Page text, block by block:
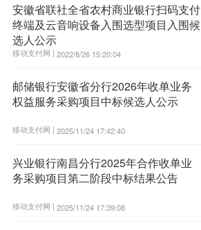
安徽省联社全省农村商业银行扫码支付
终端及云音响设备入围选型项目入围候
选人公示
移动支付网 | 2022/8/26 15:20:04
邮储银行安徽省分行2026年收单业务
权益服务采购项目中标候选人公示
移动支付网 | 2025/11/24 17:42:40
兴业银行南昌分行2025年合作收单业
务采购项目第二阶段中标结果公告
移动支付网 | 2025/11/24 17:39:08